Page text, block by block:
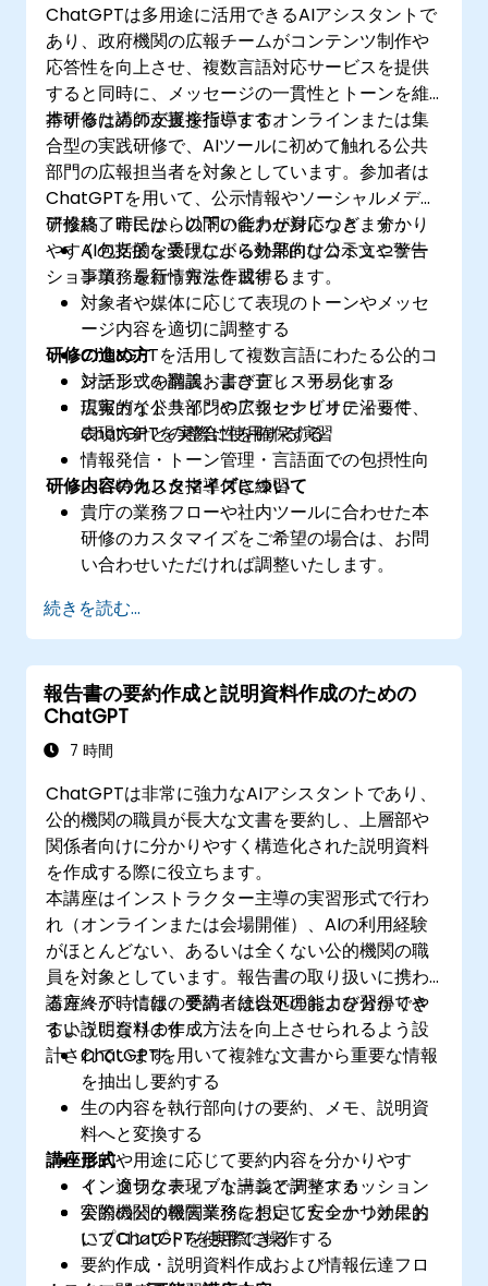
ChatGPTは多用途に活用できるAIアシスタントで
あり、政府機関の広報チームがコンテンツ制作や
応答性を向上させ、複数言語対応サービスを提供
すると同時に、メッセージの一貫性とトーンを維
持するための支援を行います。
本研修は講師が直接指導するオンラインまたは集
合型の実践研修で、AIツールに初めて触れる公共
部門の広報担当者を対象としています。参加者は
ChatGPTを用いて、公示情報やソーシャルメディ
ア投稿、市民からの問い合わせ対応など、分かり
やすく包括的な表現による外部向けコミュニケー
ション業務を行う方法を習得します。
研修終了時には、以下の能力が身につきます：
AIの支援を受けながら効果的な公示文や警告
事項、最新情報を作成する
対象者や媒体に応じて表現のトーンやメッセ
ージ内容を適切に調整する
ChatGPTを活用して複数言語にわたる公的コ
ンテンツを翻訳・書き直し・平易化する
広報ガイドラインやアクセシビリティ要件、
表現方針との整合性を確保する
研修の進め方
対話形式の講義およびディスカッション
現実的な公共部門の広報シナリオに沿って
ChatGPTを実際に使用する演習
情報発信・トーン管理・言語面での包摂性向
上に特化した指導付き練習
研修内容のカスタマイズについて
貴庁の業務フローや社内ツールに合わせた本
研修のカスタマイズをご希望の場合は、お問
い合わせいただければ調整いたします。
続きを読む...
報告書の要約作成と説明資料作成のための
ChatGPT
7 時間
ChatGPTは非常に強力なAIアシスタントであり、
公的機関の職員が長大な文書を要約し、上層部や
関係者向けに分かりやすく構造化された説明資料
を作成する際に役立ちます。
本講座はインストラクター主導の実習形式で行わ
れ（オンラインまたは会場開催）、AIの利用経験
がほとんどない、あるいは全くない公的機関の職
員を対象としています。報告書の取り扱いに携わ
る方々が、情報の要約・統合処理および分かりや
すい説明資料の作成方法を向上させられるよう設
計されています。
講座終了時には、受講者は以下の能力を習得でき
るようになります：
ChatGPTを用いて複雑な文書から重要な情報
を抽出し要約する
生の内容を執行部向けの要約、メモ、説明資
料へと変換する
目的や用途に応じて要約内容を分かりやす
く、適切な表現・トーンで調整する
公的機関の報告業務において安全かつ効果的
にプロンプトを使用できる
講座形式
インタラクティブな講義とディスカッション
実際の公的機関業務を想定したシナリオにお
いてChatGPTを実際に操作する
要約作成・説明資料作成および情報伝達フロ